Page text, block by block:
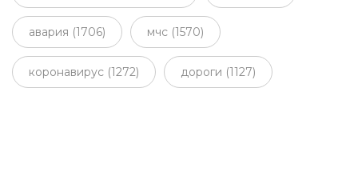
авария (1706) мчс (1570)
коронавирус (1272) дороги (1127)